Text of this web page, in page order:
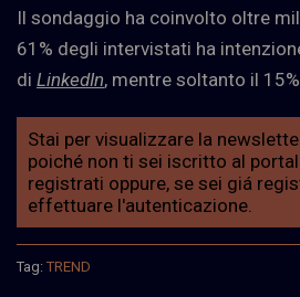
Il sondaggio ha coinvolto oltre
61% degli intervistati ha
di LinkedIn, mentre soltanto il 15%
Stai per visualizzare la
poiché non ti sei iscritto al
registrati oppure, se sei giá
effettuare l'autenticazione.
Tag: TREND